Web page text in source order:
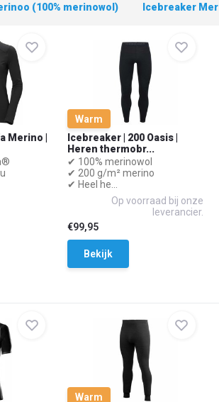
(100% merinowol) Icebreaker
Merino |
Warm
Icebreaker | 200 Oasis |
Heren thermobr...
✔ 100% merinowol
✔ 200 g/m² merino
✔ Heel he...
Op voorraad bij onze
leverancier.
€99,95
Bekijk
Warm